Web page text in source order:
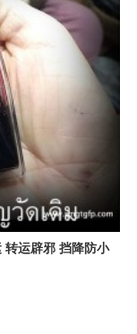
转运辟邪 挡降防小